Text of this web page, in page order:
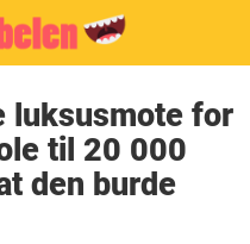
luksusmote for
til 20 000
den burde